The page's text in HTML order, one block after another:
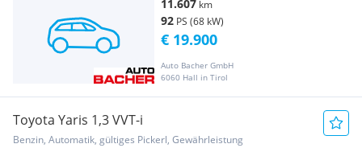
11.607 km
92 PS (68 kW)
Auto Bacher GmbH
6060 Hall in Tirol
€ 19.900
Toyota Yaris 1,3 VVT-i
Benzin, Automatik, gültiges Pickerl, Gewährleistung